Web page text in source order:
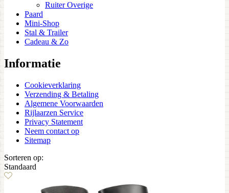
Ruiter Overige
Paard
Mini-Shop
Stal & Trailer
Cadeau & Zo
Informatie
Cookieverklaring
Verzending & Betaling
Algemene Voorwaarden
Rijlaarzen Service
Privacy Statement
Neem contact op
Sitemap
Sorteren op:
Standaard